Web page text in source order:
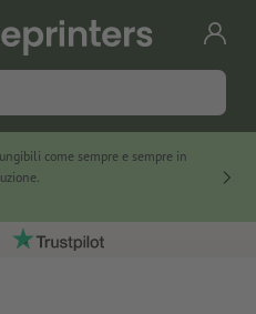
come sempre e sempre in